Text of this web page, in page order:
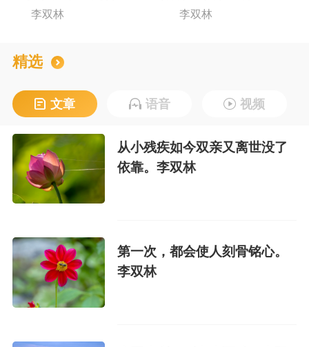
李双林 李双林
精选
文章 语音 视频
从小残疾如今双亲又离世没了
依靠。李双林
第一次，都会使人刻骨铭心。
李双林